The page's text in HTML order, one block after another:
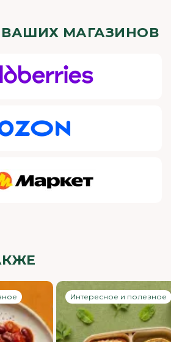
МАГАЗИНОВ
Интересное и полезное